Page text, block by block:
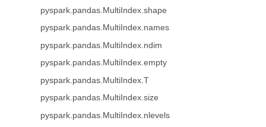
pyspark.pandas.MultiIndex.shape
pyspark.pandas.MultiIndex.names
pyspark.pandas.MultiIndex.ndim
pyspark.pandas.MultiIndex.empty
pyspark.pandas.MultiIndex.T
pyspark.pandas.MultiIndex.size
pyspark.pandas.MultiIndex.nlevels